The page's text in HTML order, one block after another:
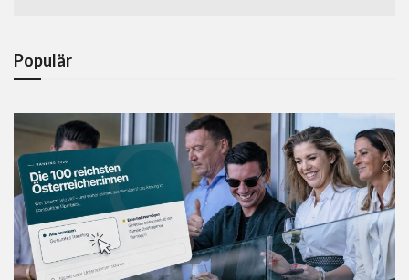
Populär